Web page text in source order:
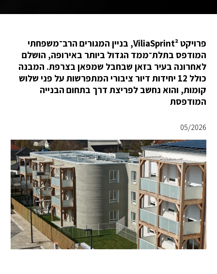
פרויקט ViliaSprint², בניין המגורים הרב־משפחתי
המודפס בתלת־ממד הגדול ביותר באירופה, הושלם
לאחרונה בעיר בזאן שבחבל שמפאן בצרפת. המבנה
כולל 12 יחידות דיור ציבורי המתפרשות על פני שלוש
קומות, והוא נחשב לפריצת דרך בתחום הבנייה
המודפסת
05/2026